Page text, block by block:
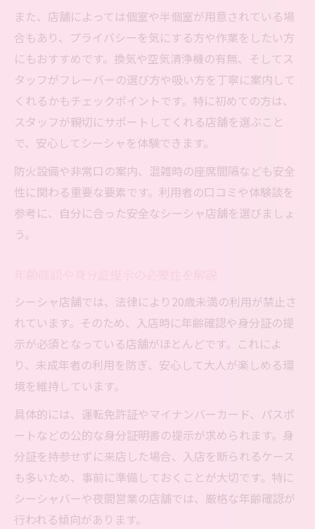
また、店舗によっては個室や半個室が用意されている場
合もあり、プライバシーを気にする方や作業をしたい方
にもおすすめです。換気や空気清浄機の有無、そしてス
タッフがフレーバーの選び方や吸い方を丁寧に案内して
くれるかもチェックポイントです。特に初めての方は、
スタッフが親切にサポートしてくれる店舗を選ぶこと
で、安心してシーシャを体験できます。
防火設備や非常口の案内、混雑時の座席間隔なども安全
性に関わる重要な要素です。利用者の口コミや体験談を
参考に、自分に合った安全なシーシャ店舗を選びましょ
う。
シーシャ店舗では、法律により20歳未満の利用が禁止さ
れています。そのため、入店時に年齢確認や身分証の提
示が必須となっている店舗がほとんどです。これによ
り、未成年者の利用を防ぎ、安心して大人が楽しめる環
境を維持しています。
具体的には、運転免許証やマイナンバーカード、パスポ
ートなどの公的な身分証明書の提示が求められます。身
分証を持参せずに来店した場合、入店を断られるケース
も多いため、事前に準備しておくことが大切です。特に
シーシャバーや夜間営業の店舗では、厳格な年齢確認が
行われる傾向があります。